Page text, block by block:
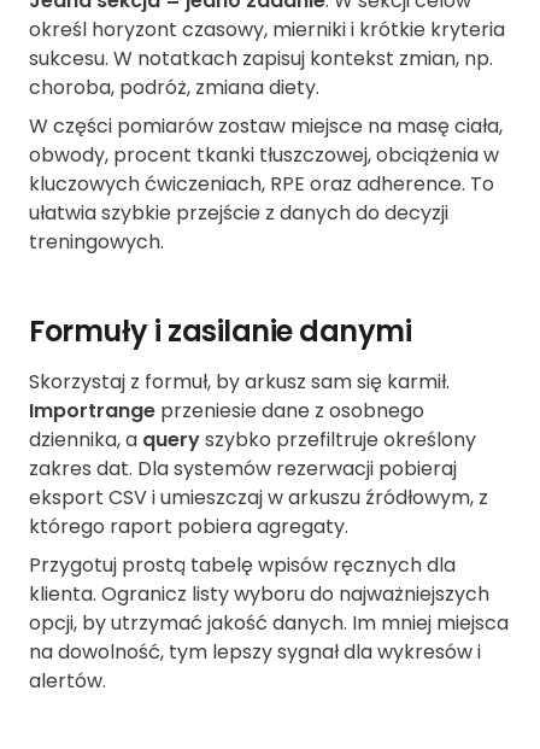
określ horyzont czasowy, mierniki i krótkie kryteria
sukcesu. W notatkach zapisuj kontekst zmian, np.
choroba, podróż, zmiana diety.
W części pomiarów zostaw miejsce na masę ciała,
obwody, procent tkanki tłuszczowej, obciążenia w
kluczowych ćwiczeniach, RPE oraz adherence. To
ułatwia szybkie przejście z danych do decyzji
treningowych.
Formuły i zasilanie danymi
Skorzystaj z formuł, by arkusz sam się karmił.
Importrange przeniesie dane z osobnego
dziennika, a queryszybko przefiltruje określony
zakres dat. Dla systemów rezerwacji pobieraj
eksport CSV i umieszczaj w arkuszu źródłowym, z
którego raport pobiera agregaty.
Przygotuj prostą tabelę wpisów ręcznych dla
klienta. Ogranicz listy wyboru do najważniejszych
opcji, by utrzymać jakość danych. Im mniej miejsca
na dowolność, tym lepszy sygnał dla wykresów i
alertów.